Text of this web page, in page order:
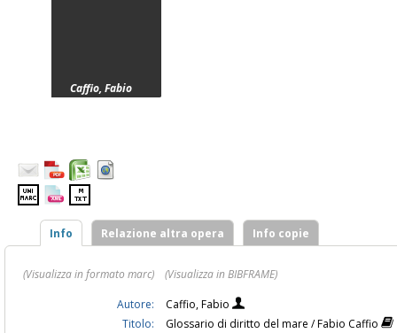
Caffio, Fabio
Info Relazione altra opera Info copie
(Visualizza in formato marc)
(Visualizza in BIBFRAME)
Autore:
Caffio, Fabio
Titolo:
Glossario di diritto del mare / Fabio Caffio